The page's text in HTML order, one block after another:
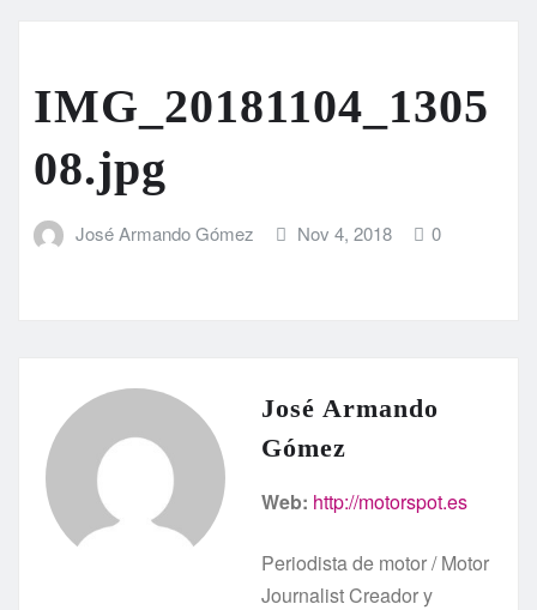
IMG_20181104_1305
08.jpg
José Armando Gómez Nov 4, 2018 0
José Armando
Gómez
Web: http://motorspot.es
Periodista de motor / Motor
Journalist Creador y